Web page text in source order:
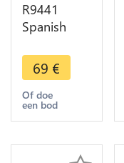
R9441
Spanish
Brabant
Escalin
Philip IV
1623 Lis
Silver
69 €
Of doe
een bod